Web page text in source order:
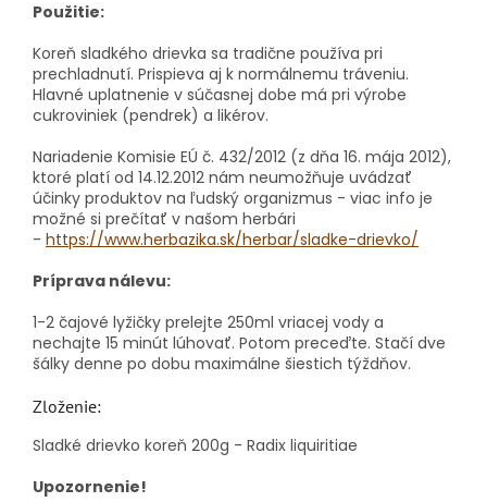
Použitie:
Koreň sladkého drievka sa tradične používa pri
prechladnutí. Prispieva aj k normálnemu tráveniu.
Hlavné uplatnenie v súčasnej dobe má pri výrobe
cukroviniek (pendrek) a likérov.
Nariadenie Komisie EÚ č. 432/2012 (z dňa 16. mája 2012),
ktoré platí od 14.12.2012 nám neumožňuje uvádzať
účinky produktov na ľudský organizmus - viac info je
možné si prečítať v našom herbári
- https://www.herbazika.sk/herbar/sladke-drievko/
Príprava nálevu:
1-2 čajové lyžičky prelejte 250ml vriacej vody a
nechajte 15 minút lúhovať. Potom preceďte. Stačí dve
šálky denne po dobu maximálne šiestich týždňov.
Zloženie:
Sladké drievko koreň 200g - Radix liquiritiae
Upozornenie!